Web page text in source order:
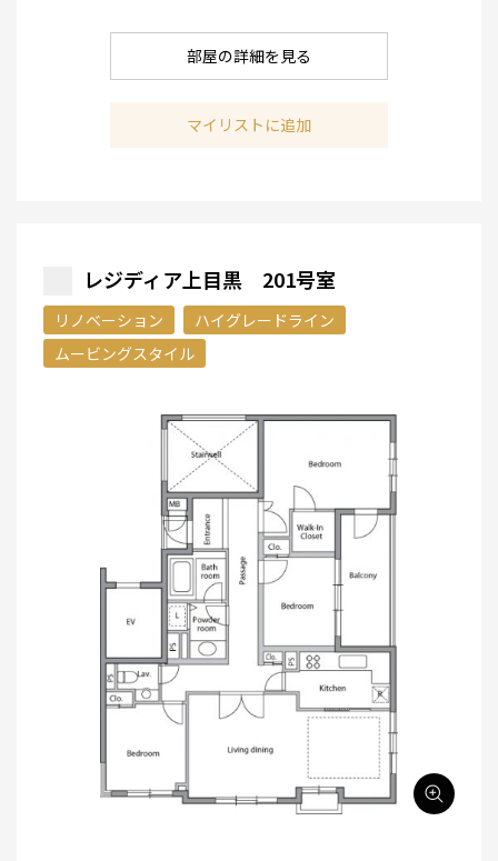
部屋の詳細を見る
マイリストに追加
レジディア上目黒 201号室
リノベーション
ハイグレードライン
ムービングスタイル